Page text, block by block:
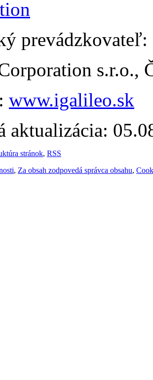
prevádzkovateľ:
s.r.o.,
www.igalileo.sk
aktualizácia:
stránok, RSS
, Za obsah zodpovedá správca obsahu,